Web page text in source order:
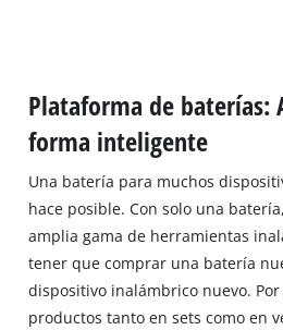
Plataforma de baterías:
forma inteligente
Una batería para muchos
hace posible. Con solo una
amplia gama de herramientas
tener que comprar una batería
dispositivo inalámbrico nuevo.
productos tanto en sets como en